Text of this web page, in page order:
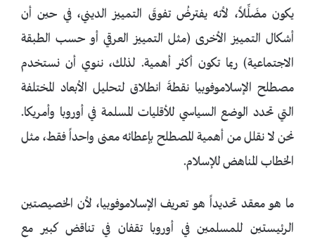
يكون مضَلِّلاً، لأنه يفترضُ تفوقَ التمييز الديني، في حين أن
أشكال التمييز الأخرى (مثل التمييز العرقي أو حسب الطبقة
الاجتماعية) ربما تكون أكثر أهمية. لذلك، ننوي أن نستخدم
مصطلح الإسلاموفوبيا نقطةَ انطلاق لتحليل الأبعاد المختلفة
التي تحدد الوضع السياسي للأقليات المسلمة في أوروبا وأمريكا.
نحن لا نقلل من أهمية المصطلح بإعطائه معنى واحداً فقط، مثل
الخطاب المناهض للإسلام.
ما هو معقد تحديداً هو تعريف الإسلاموفوبيا، لأن الخصيصتين
الرئيستين للمسلمين في أوروبا تقفان في تناقض كبير مع